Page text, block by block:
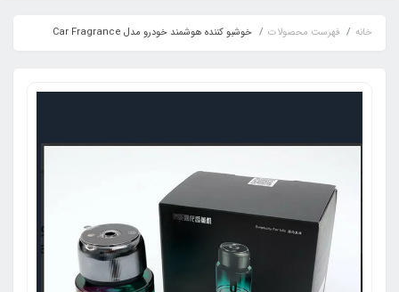
خانه فهرست محصولات خوشبو کننده هوشمند خودرو مدل Car Fragrance